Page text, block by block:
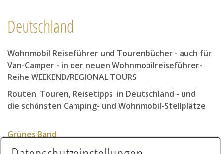
Reiseführer
Neuerscheinungen
Deutschland
Grünes Band
Deutschland
Wohnmobil Reiseführer und Tourenbücher - auch für
Van-Camper - in der neuen Wohnmobilreiseführer-
Reihe WEEKEND/REGIONAL TOURS
Routen, Touren, Reisetipps in Deutschland - und
die schönsten Camping- und Wohnmobil-Stellplätze
Grünes Band
Schwäbische Alb - Rund um Bad Urach